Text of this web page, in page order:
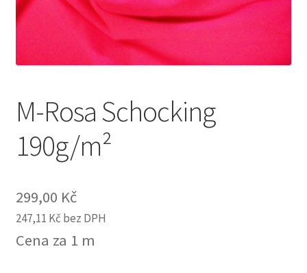
M-Rosa Schocking
190g/m²
299,00 Kč
247,11 Kč bez DPH
Cena za 1 m